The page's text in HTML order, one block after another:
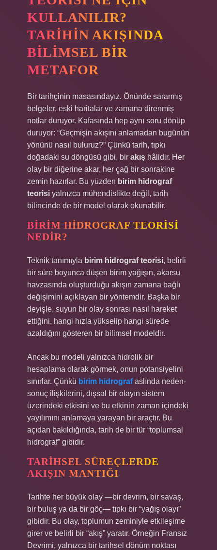
KULLANILIR?
TARIHIN AKIŞINDA
BILIMSEL BIR
METAFOR
Bir tarihçinin masasındayız. Önünde sararmış
belgeler, eski haritalar ve zamana direnmiş
notlar duruyor. Kafasında hep aynı soru dönüp
duruyor: “Geçmişin akışını anlamadan bugünün
yönünü nasıl buluruz?” Çünkü tarih, tıpkı
doğadaki su döngüsü gibi, bir akış hâlidir. Her
olay bir diğerine akar, her çağ bir sonrakine
zemin hazırlar. Bu yüzden birim hidrograf
teorisi yalnızca mühendislikte değil, tarih
bilincinde de bir model olarak okunabilir.
BIRIM HIDROGRAF TEORISI
NEDIR?
Teknik tanımıyla birim hidrograf teorisi, belirli
bir süre boyunca düşen birim yağışın, akarsu
havzasında oluşturduğu akışın zamana bağlı
değişimini açıklayan bir yöntemdir. Başka bir
deyişle, suyun bir olay sonrası nasıl hareket
ettiğini, hangi hızla yükselip hangi sürede
azaldığını gösteren bir bilimsel modeldir.
Ancak bu modeli yalnızca hidrolik bir
hesaplama olarak görmek, onun potansiyelini
sınırlar. Çünkü birim hidrografaslında neden-
sonuç ilişkilerini, dışsal bir olayın sistem
üzerindeki etkisini ve bu etkinin zaman içindeki
yayılımını anlamaya yarayan bir araçtır. Bu
açıdan bakıldığında, tarih de bir tür “toplumsal
hidrograf” gibidir.
TARIHSEL SÜREÇLERDE
AKIŞIN MANTIĞI
Tarihte her büyük olay —bir devrim, bir savaş,
bir buluş ya da bir göç— tıpkı bir “yağış olayı”
gibidir. Bu olay, toplumun zeminiyle etkileşime
girer ve belirli bir “akış” yaratır. Örneğin Fransız
Devrimi, yalnızca bir tarihsel dönüm noktası